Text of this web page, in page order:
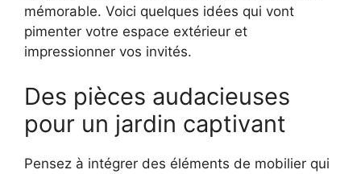
mémorable. Voici quelques idées qui vont
pimenter votre espace extérieur et
impressionner vos invités.
Des pièces audacieuses
pour un jardin captivant
Pensez à intégrer des éléments de mobilier qui